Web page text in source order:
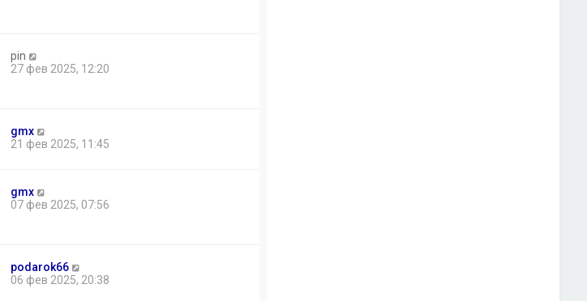
pin
27 фев 2025, 12:20
gmx
21 фев 2025, 11:45
gmx
07 фев 2025, 07:56
podarok66
06 фев 2025, 20:38